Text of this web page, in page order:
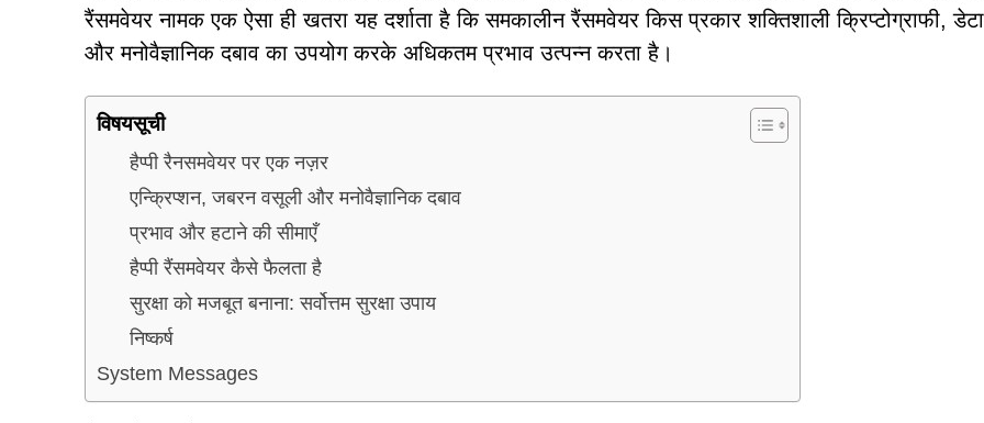
रैंसमवेयर नामक एक ऐसा ही खतरा यह दर्शाता है कि समकालीन रैंसमवेयर किस प्रकार शक्तिशाली क्रिप्टोग्राफी, डेटा
और मनोवैज्ञानिक दबाव का उपयोग करके अधिकतम प्रभाव उत्पन्न करता है।
विषयसूची
हैप्पी रैनसमवेयर पर एक नज़र
एन्क्रिप्शन, जबरन वसूली और मनोवैज्ञानिक दबाव
प्रभाव और हटाने की सीमाएँ
हैप्पी रैंसमवेयर कैसे फैलता है
सुरक्षा को मजबूत बनाना: सर्वोत्तम सुरक्षा उपाय
निष्कर्ष
System Messages